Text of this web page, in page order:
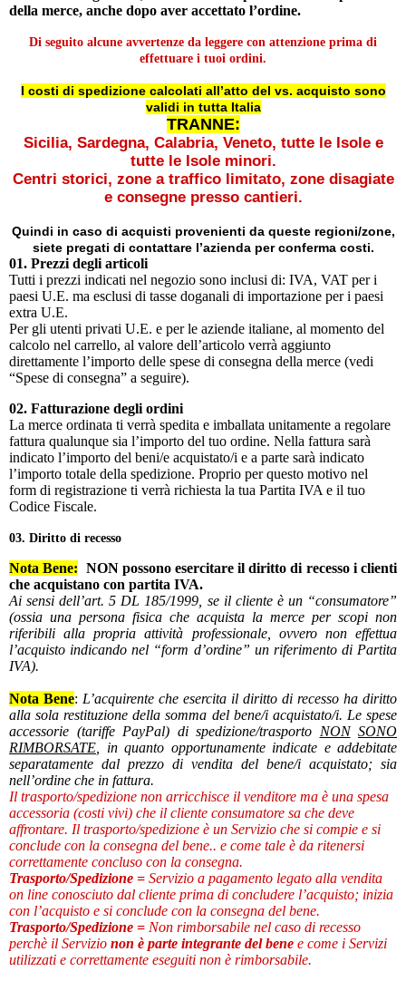
della merce, anche dopo aver accettato l’ordine.
Di seguito alcune avvertenze da leggere con attenzione prima di
effettuare i tuoi ordini.
I costi di spedizione calcolati all’atto del vs. acquisto sono
validi in tutta Italia
TRANNE:
Sicilia, Sardegna, Calabria, Veneto, tutte le Isole e
tutte le Isole minori.
Centri storici, zone a traffico limitato, zone disagiate
e consegne presso cantieri.
Quindi in caso di acquisti provenienti da queste regioni/zone,
siete pregati di contattare l’azienda per conferma costi.
01. Prezzi degli articoli
Tutti i prezzi indicati nel negozio sono inclusi di: IVA, VAT per i
paesi U.E. ma esclusi di tasse doganali di importazione per i paesi
extra U.E.
Per gli utenti privati U.E. e per le aziende italiane, al momento del
calcolo nel carrello, al valore dell’articolo verrà aggiunto
direttamente l’importo delle spese di consegna della merce (vedi
“Spese di consegna” a seguire).
02. Fatturazione degli ordini
La merce ordinata ti verrà spedita e imballata unitamente a regolare
fattura qualunque sia l’importo del tuo ordine. Nella fattura sarà
indicato l’importo del beni/e acquistato/i e a parte sarà indicato
l’importo totale della spedizione. Proprio per questo motivo nel
form di registrazione ti verrà richiesta la tua Partita IVA e il tuo
Codice Fiscale.
03. Diritto di recesso
Nota Bene: NON possono esercitare il diritto di recesso i clienti
che acquistano con partita IVA.
Ai sensi dell’art. 5 DL 185/1999, se il cliente è un “consumatore”
(ossia una persona fisica che acquista la merce per scopi non
riferibili alla propria attività professionale, ovvero non effettua
l’acquisto indicando nel “form d’ordine” un riferimento di Partita
IVA).
Nota Bene: L’acquirente che esercita il diritto di recesso ha diritto
alla sola restituzione della somma del bene/i acquistato/i. Le spese
accessorie (tariffe PayPal) di spedizione/trasporto NON SONO
RIMBORSATE , in quanto opportunamente indicate e addebitate
separatamente dal prezzo di vendita del bene/i acquistato; sia
nell’ordine che in fattura.
Il trasporto/spedizione non arricchisce il venditore ma è una spesa
accessoria (costi vivi) che il cliente consumatore sa che deve
affrontare. Il trasporto/spedizione è un Servizio che si compie e si
conclude con la consegna del bene.. e come tale è da ritenersi
correttamente concluso con la consegna.
Trasporto/Spedizione = Servizio a pagamento legato alla vendita
on line conosciuto dal cliente prima di concludere l’acquisto; inizia
con l’acquisto e si conclude con la consegna del bene.
Trasporto/Spedizione = Non rimborsabile nel caso di recesso
perchè il Servizio non è parte integrante del bene e come i Servizi
utilizzati e correttamente eseguiti non è rimborsabile.